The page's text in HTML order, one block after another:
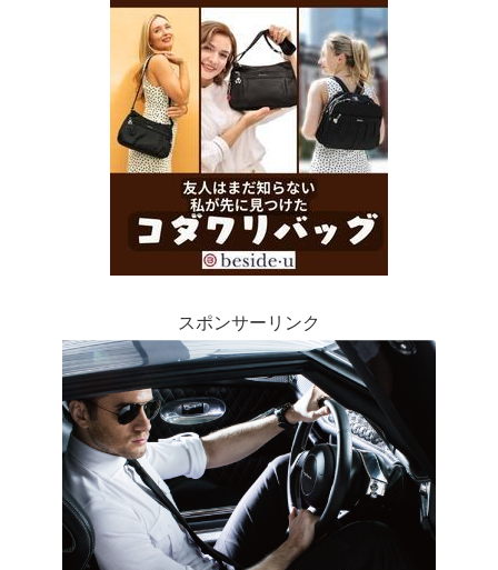
スポンサーリンク